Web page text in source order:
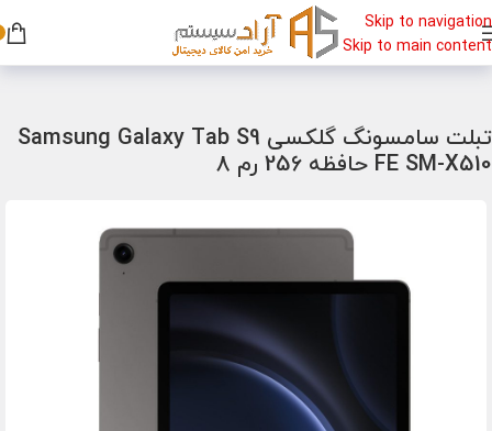
Skip to navigation
Skip to main content
خانه/تبلت/تبلت سامسونگ
تبلت سامسونگ گلکسی Samsung Galaxy Tab S9
FE SM-X510 حافظه 256 رم 8